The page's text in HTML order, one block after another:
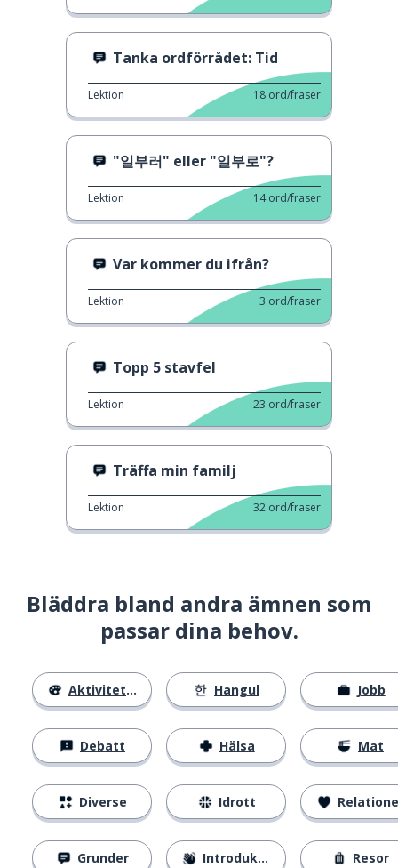
Tanka ordförrådet: Tid
Lektion 18 ord/fraser
"일부러" eller "일부로"?
Lektion 14 ord/fraser
Var kommer du ifrån?
Lektion 3 ord/fraser
Topp 5 stavfel
Lektion 23 ord/fraser
Träffa min familj
Lektion 32 ord/fraser
Bläddra bland andra ämnen som
passar dina behov.
Aktiviteter
Debatt
Diverse
Grunder
Hangul
Hälsa
Idrott
Introduktion
Jobb
Mat
Resor